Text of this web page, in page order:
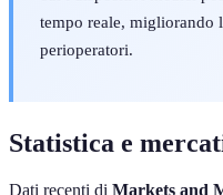
tempo reale, migliorando
perioperatori.
Statistica e
Dati recenti di Markets and